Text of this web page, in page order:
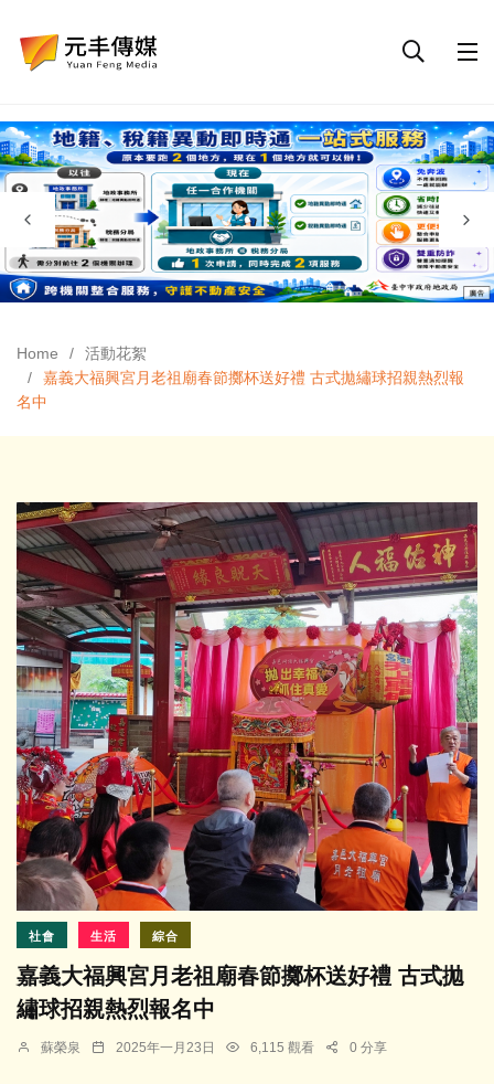
Home
活動花絮
嘉義大福興宮月老祖廟春節擲杯送好禮 古式拋繡球招親熱烈報
名中
社會 生活 綜合
嘉義大福興宮月老祖廟春節擲杯送好禮 古式拋
繡球招親熱烈報名中
蘇榮泉 2025年一月23日 6,115 觀看 0 分享